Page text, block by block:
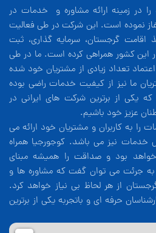
در زمینه ارائه مشاوره و خدمات در
گرجستان از سال 2017 آغاز نموده است. این شرکت در طی فعالیت
اقامت گرجستان، سرمایه گذاری، ثبت
این کشور همراهی کرده است. ما در طی
تعداد زیادی از مشتریان خود شده
ما نیز از کیفیت خدمات راضی بوده
که یکی از برترین شرکت های ایرانی در
عزیز خود باشیم.
به کاربران و مشتریان خود ارائه می
خدمات نیز می باشد. کوجورجیا همراه
بود و صداقت را همیشه مبنای
جرئت می توان گفت که مشاوره ها و
از هر لحاظ بی نیاز خواهد کرد.
حرفه ای و باتجربه یکی از برترین